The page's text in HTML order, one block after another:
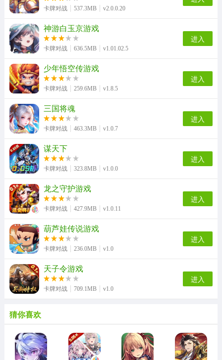
卡牌对战 537.3MB v2.0.0.20
神游白玉京游戏
卡牌对战 636.5MB v1.01.02.5
进入
少年悟空传游戏
卡牌对战 259.6MB v1.8.5
进入
三国将魂
卡牌对战 463.3MB v1.0.7
进入
谋天下
卡牌对战 323.8MB v1.0.0
进入
龙之守护游戏
卡牌对战 427.9MB v1.0.11
进入
葫芦娃传说游戏
卡牌对战 236.0MB v1.0
进入
天子令游戏
卡牌对战 709.1MB v1.0
进入
猜你喜欢